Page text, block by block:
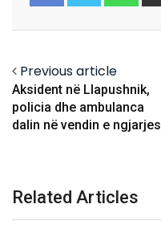
Previous article
Aksident në Llapushnik,
policia dhe ambulanca
dalin në vendin e ngjarjes
Related Articles